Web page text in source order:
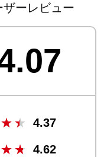
ーレビュー
4.37
4.62